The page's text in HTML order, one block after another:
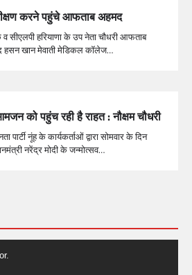
करने पहुंचे आफताब अहमद
सीएलपी हरियाणा के उप नेता चौधरी आफताब
हसन खान मेवाती मेडिकल कॉलेज…
को पहुंच रही है राहत : नौक्षम चौधरी
पार्टी नूंह के कार्यकर्ताओं द्वारा सोमवार के दिन
नरेंद्र मोदी के जन्मोत्सव…